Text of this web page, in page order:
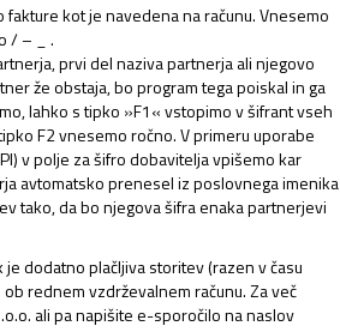
kot je navedena na računu. Vnesemo
/ – _ .
prvi del naziva partnerja ali njegovo
že obstaja, bo program tega poiskal in ga
lahko s tipko »F1« vstopimo v šifrant vseh
F2 vnesemo ročno. V primeru uporabe
v polje za šifro dobavitelja vpišemo kar
avtomatsko prenesel iz poslovnega imenika
tako, da bo njegova šifra enaka partnerjevi
dodatno plačljiva storitev (razen v času
rednem vzdrževalnem računu. Za več
ali pa napišite e-sporočilo na naslov